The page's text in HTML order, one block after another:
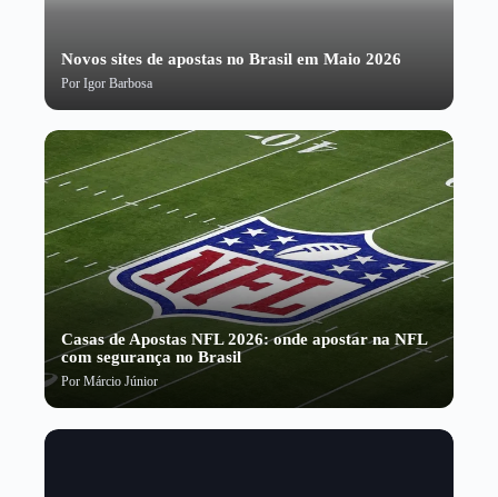
Novos sites de apostas no Brasil em Maio 2026
Por Igor Barbosa
Casas de Apostas NFL 2026: onde apostar na NFL
com segurança no Brasil
Por Márcio Júnior